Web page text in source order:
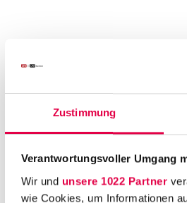
Zustimmung
Verantwortungsvoller Umgang
Wir und unsere 1022 Partner
wie Cookies, um Informationen